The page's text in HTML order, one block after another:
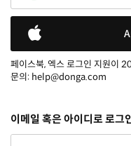
페이스북, 엑스 로그인 지원이
문의: help@donga.com
이메일 혹은 아이디로 로그